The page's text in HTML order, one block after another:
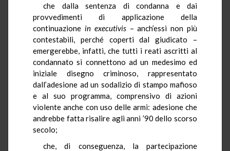
che dalla sentenza di condanna e dai
provvedimenti di applicazione della
continuazione in executivis– anch’essi non più
contestabili, perché coperti dal giudicato –
emergerebbe, infatti, che tutti i reati ascritti al
condannato si connettono ad un medesimo ed
iniziale disegno criminoso, rappresentato
dall’adesione ad un sodalizio di stampo mafioso
e al suo programma, comprensivo di azioni
violente anche con uso delle armi: adesione che
andrebbe fatta risalire agli anni ’90 dello scorso
secolo;
che, di conseguenza, la partecipazione